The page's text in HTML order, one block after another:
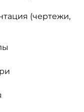
(чертежи,